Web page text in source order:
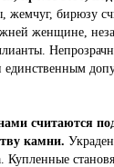
жемчуг, бирюзу
женщине,
единственным
считаются
камни.
Купленные